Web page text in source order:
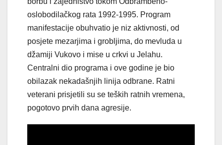
oslobodilačkog rata 1992-1995. Program
manifestacije obuhvatio je niz aktivnosti, od
posjete mezarjima i grobljima, do mevluda u
džamiji Vukovo i mise u crkvi u Jelahu.
Centralni dio programa i ove godine je bio
obilazak nekadašnjih linija odbrane. Ratni
veterani prisjetili su se teških ratnih vremena,
pogotovo prvih dana agresije.